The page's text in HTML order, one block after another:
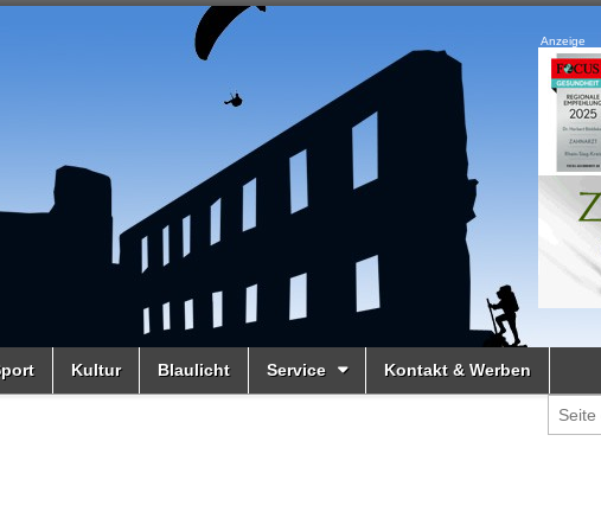
Anzeige
Kultur Blaulicht Service Kontakt & Werben